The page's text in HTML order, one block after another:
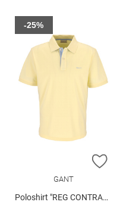
WUNSCHLISTE HINZUFÜGEN
ZUR
GANT
Poloshirt "REG CONTRAST"
-25%